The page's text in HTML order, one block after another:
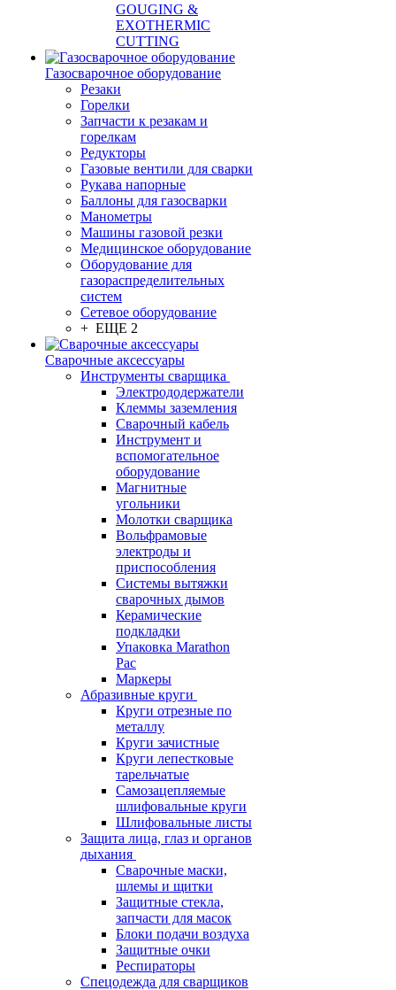
GOUGING &
EXOTHERMIC
CUTTING
Газосварочное оборудование
Резаки
Горелки
Запчасти к резакам и
горелкам
Редукторы
Газовые вентили для сварки
Рукава напорные
Баллоны для газосварки
Манометры
Машины газовой резки
Медицинское оборудование
Оборудование для
газораспределительных
систем
Сетевое оборудование
+ ЕЩЕ 2
Сварочные аксессуары
Инструменты сварщика
Электрододержатели
Клеммы заземления
Сварочный кабель
Инструмент и
вспомогательное
оборудование
Магнитные
угольники
Молотки сварщика
Вольфрамовые
электроды и
приспособления
Системы вытяжки
сварочных дымов
Керамические
подкладки
Упаковка Marathon
Pac
Маркеры
Абразивные круги
Круги отрезные по
металлу
Круги зачистные
Круги лепестковые
тарельчатые
Самозацепляемые
шлифовальные круги
Шлифовальные листы
Защита лица, глаз и органов
дыхания
Сварочные маски,
шлемы и щитки
Защитные стекла,
запчасти для масок
Блоки подачи воздуха
Защитные очки
Респираторы
Спецодежда для сварщиков